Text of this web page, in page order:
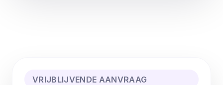
VRIJBLIJVENDE AANVRAAG